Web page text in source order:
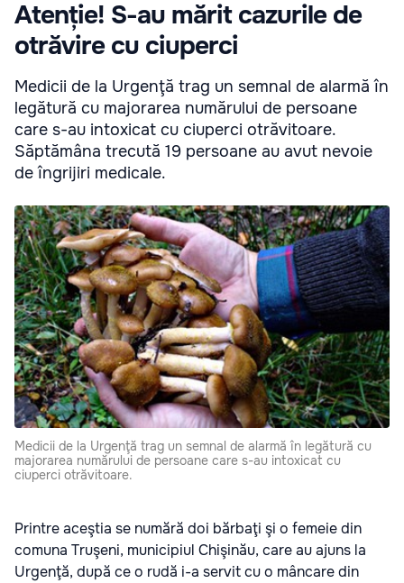
Atenție! S-au mărit cazurile de
otrăvire cu ciuperci
Medicii de la Urgenţă trag un semnal de alarmă în
legătură cu majorarea numărului de persoane
care s-au intoxicat cu ciuperci otrăvitoare.
Săptămâna trecută 19 persoane au avut nevoie
de îngrijiri medicale.
Medicii de la Urgenţă trag un semnal de alarmă în legătură cu
majorarea numărului de persoane care s-au intoxicat cu
ciuperci otrăvitoare.
Printre aceştia se numără doi bărbaţi şi o femeie din
comuna Truşeni, municipiul Chişinău, care au ajuns la
Urgenţă, după ce o rudă i-a servit cu o mâncare din